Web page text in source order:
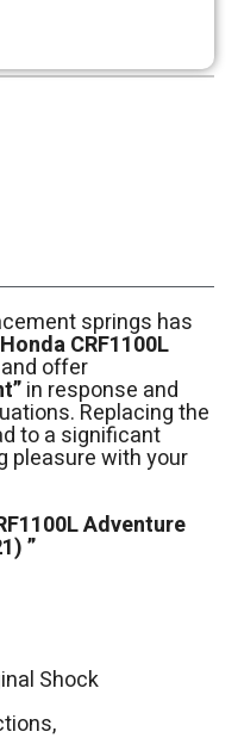
springs has
Honda CRF1100L
offer
in response and
Replacing the
to a significant
pleasure with your
Adventure
”
Shock